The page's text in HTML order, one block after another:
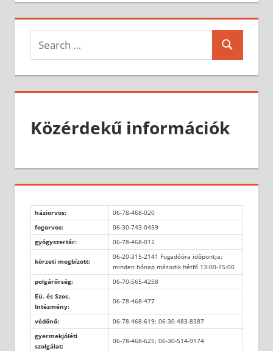
Search
for:
Search
Közérdekű információk
háziorvos:
06-78-468-020
fogorvos:
06-30-743-0459
gyógyszertár:
06-78-468-012
körzeti megbízott:
06-20-315-2141 Fogadóóra időpontja:
minden hónap második hétfő 13:00-15:00
polgárőrség:
06-70-565-4258
Eü. és Szoc.
Intézmény:
06-78-468-477
védőnő:
06-78-468-619; 06-30-483-8387
gyermekjóléti
szolgálat:
06-78-468-625; 06-30-514-9174